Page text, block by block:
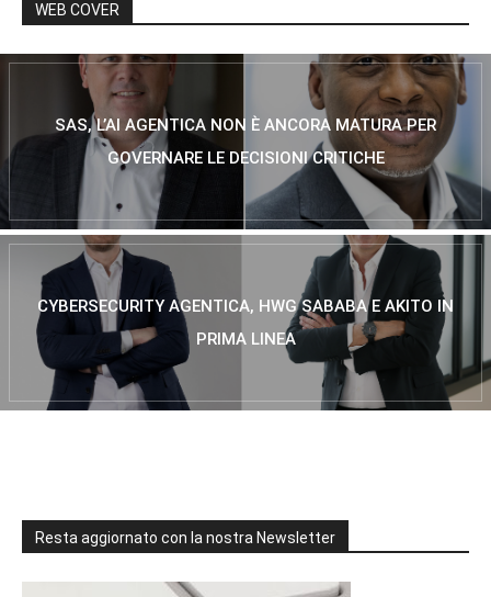
WEB COVER
SAS, L’AI AGENTICA NON È ANCORA MATURA PER
GOVERNARE LE DECISIONI CRITICHE
CYBERSECURITY AGENTICA, HWG SABABA E AKITO IN
PRIMA LINEA
Resta aggiornato con la nostra Newsletter